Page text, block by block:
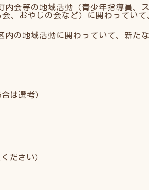
内会等の地域活動（青少年指導員、
会、おやじの会など）に関わってい
内の地域活動に関わっていて、新た
は選考）
ださい）